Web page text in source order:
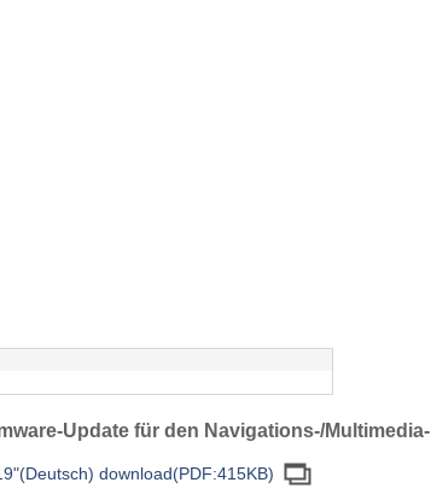
Update für den Navigations-/Multimedia-
download(PDF:415KB)